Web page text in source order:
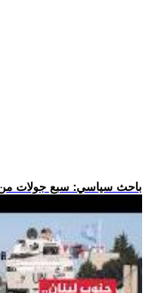
.. باحث سياسي: سبع جولات